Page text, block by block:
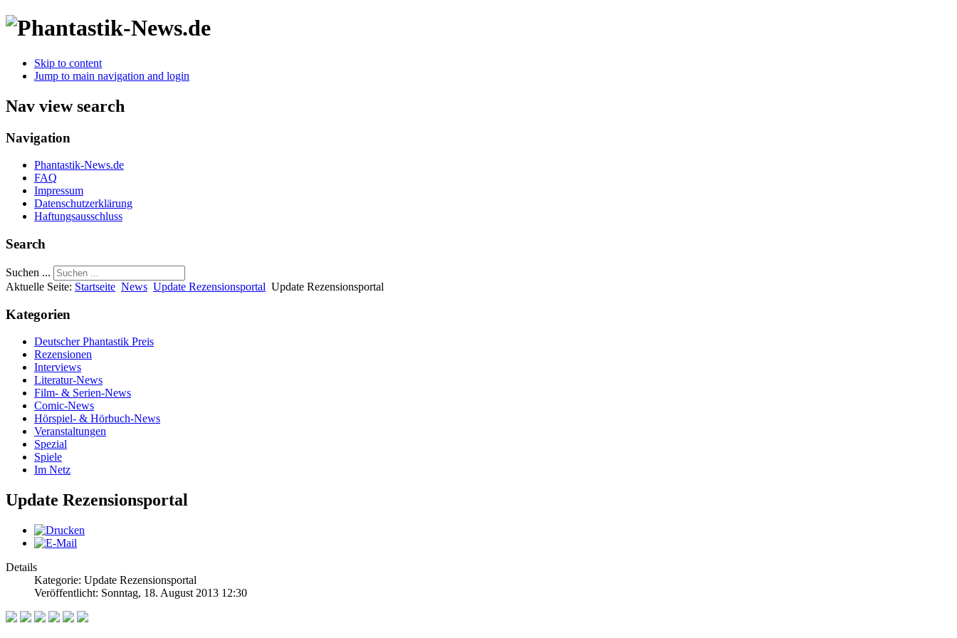
Skip to content
Jump to main navigation and login
Nav view search
Navigation
Phantastik-News.de
FAQ
Impressum
Datenschutzerklärung
Haftungsausschluss
Search
Suchen ...
Aktuelle Seite: Startseite News Update Rezensionsportal Update Rezensionsportal
Kategorien
Deutscher Phantastik Preis
Rezensionen
Interviews
Literatur-News
Film- & Serien-News
Comic-News
Hörspiel- & Hörbuch-News
Veranstaltungen
Spezial
Spiele
Im Netz
Update Rezensionsportal
Details
Kategorie: Update Rezensionsportal
Veröffentlicht: Sonntag, 18. August 2013 12:30